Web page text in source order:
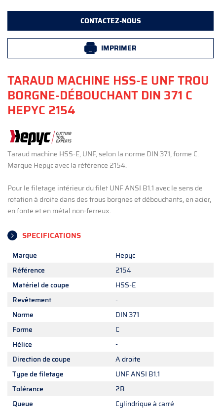
CONTACTEZ-NOUS
IMPRIMER
TARAUD MACHINE HSS-E UNF TROU
BORGNE-DÉBOUCHANT DIN 371 C
HEPYC 2154
Taraud machine HSS-E, UNF, selon la norme DIN 371, forme C.
Marque Hepyc avec la référence 2154.
Pour le filetage intérieur du filet UNF ANSI B1.1 avec le sens de
rotation à droite dans des trous borgnes et débouchants, en acier,
en fonte et en métal non-ferreux.
SPECIFICATIONS
Marque
Hepyc
Référence
2154
Matériel de coupe
HSS-E
Revêtement
-
Norme
DIN 371
Forme
C
Hélice
-
Direction de coupe
A droite
Type de filetage
UNF ANSI B1.1
Tolérance
2B
Queue
Cylindrique à carré